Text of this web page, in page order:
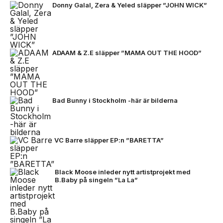
Donny Galal, Zera & Yeled släpper ”JOHN WICK”
ADAAM & Z.E släpper ”MAMA OUT THE HOOD”
Bad Bunny i Stockholm -här är bilderna
VC Barre släpper EP:n ”BARETTA”
Black Moose inleder nytt artistprojekt med
B.Baby på singeln ”La La”